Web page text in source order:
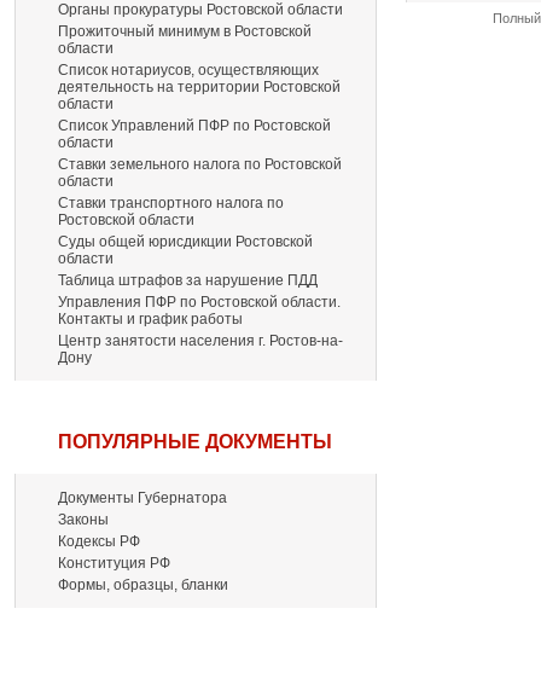
Органы прокуратуры Ростовской области
Прожиточный минимум в Ростовской
области
Список нотариусов, осуществляющих
деятельность на территории Ростовской
области
Список Управлений ПФР по Ростовской
области
Ставки земельного налога по Ростовской
области
Ставки транспортного налога по
Ростовской области
Суды общей юрисдикции Ростовской
области
Таблица штрафов за нарушение ПДД
Управления ПФР по Ростовской области.
Контакты и график работы
Центр занятости населения г. Ростов-на-
Дону
ПОПУЛЯРНЫЕ ДОКУМЕНТЫ
Документы Губернатора
Законы
Кодексы РФ
Конституция РФ
Формы, образцы, бланки